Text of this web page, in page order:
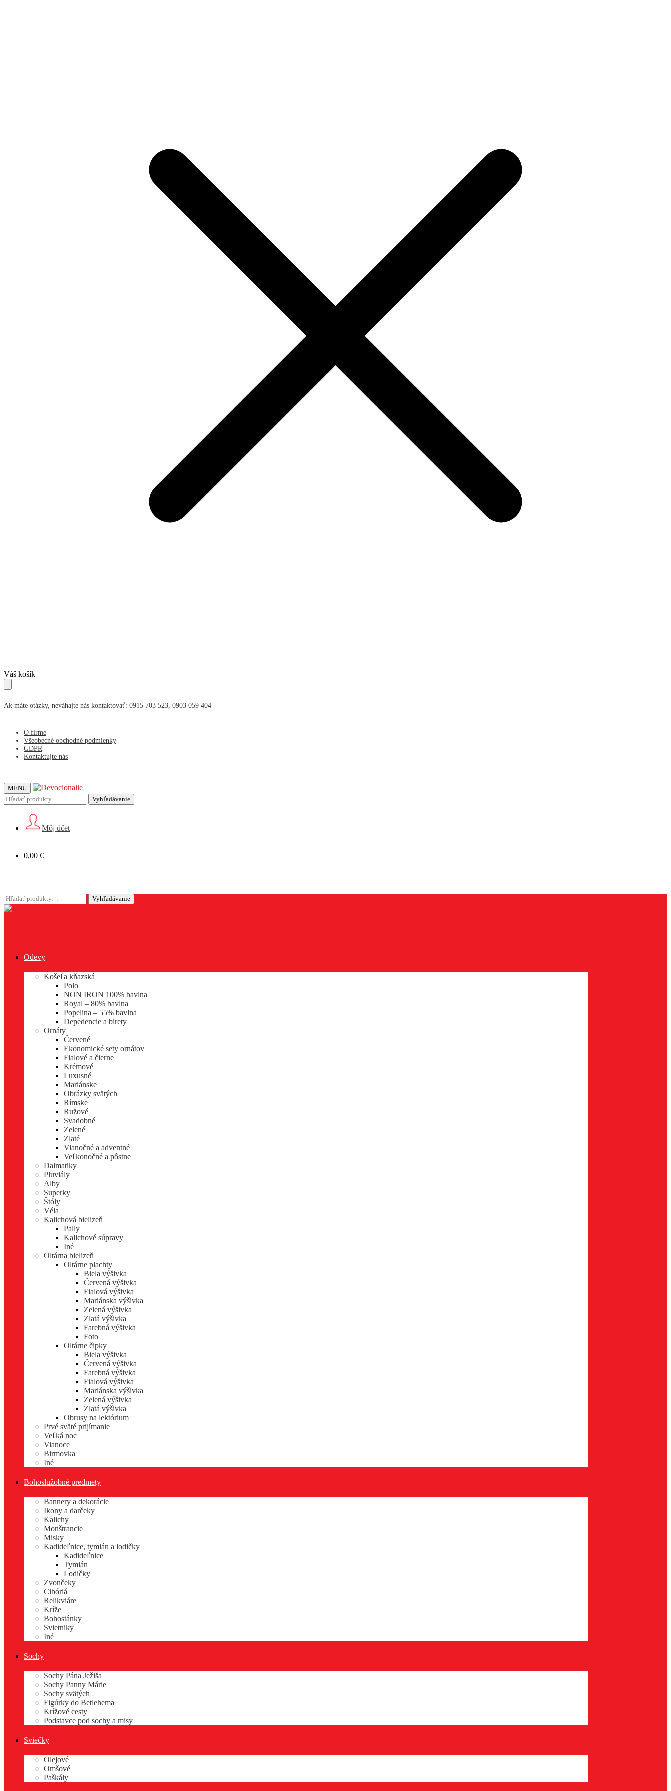
Skip
to
navigation
Skip
to
content
Váš košík
Ak máte otázky, neváhajte nás kontaktovať: 0915 703 523, 0903 059 404
O firme
Všeobecné obchodné podmienky
GDPR
Kontaktujte nás
MENU
Hľadať: Vyhľadávanie
Môj účet
0,00 €
Hľadať: Vyhľadávanie
Odevy
Košeľa kňazská
Polo
NON IRON 100% bavlna
Royal – 80% bavlna
Popelina – 55% bavlna
Depedencie a birety
Ornáty
Červené
Ekonomické sety ornátov
Fialové a čierne
Krémové
Luxusné
Mariánske
Obrázky svätých
Rímske
Ružové
Svadobné
Zelené
Zlaté
Vianočné a adventné
Veľkonočné a pôstne
Dalmatiky
Pluviály
Alby
Superky
Štóly
Véla
Kalichová bielizeň
Pally
Kalichové súpravy
Iné
Oltárna bielizeň
Oltárne plachty
Biela výšivka
Červená výšivka
Fialová výšivka
Mariánska výšivka
Zelená výšivka
Zlatá výšivka
Farebná výšivka
Foto
Oltárne čipky
Biela výšivka
Červená výšivka
Farebná výšivka
Fialová výšivka
Mariánska výšivka
Zelená výšivka
Zlatá výšivka
Obrusy na lektórium
Prvé sväté prijímanie
Veľká noc
Vianoce
Birmovka
Iné
Bohoslužobné predmety
Bannery a dekorácie
Ikony a darčeky
Kalichy
Monštrancie
Misky
Kadideľnice, tymián a lodičky
Kadideľnice
Tymián
Lodičky
Zvončeky
Cibóriá
Relikviáre
Kríže
Bohostánky
Svietniky
Iné
Sochy
Sochy Pána Ježiša
Sochy Panny Márie
Sochy svätých
Figúrky do Betlehema
Krížové cesty
Podstavce pod sochy a misy
Sviečky
Olejové
Omšové
Paškály